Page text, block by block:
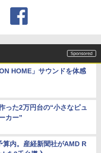
HOME」サウンドを体感
った2万円台の“小さなピュ
カー”
算内。産経新聞社がAMD R